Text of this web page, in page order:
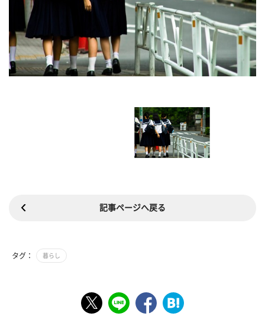
記事ページへ戻る
タグ： 暮らし